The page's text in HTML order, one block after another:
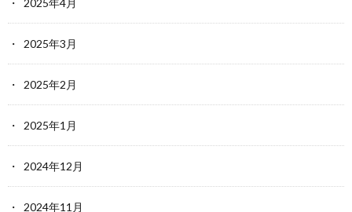
2025年4月
2025年3月
2025年2月
2025年1月
2024年12月
2024年11月